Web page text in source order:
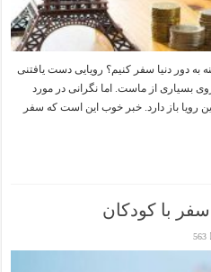
به دور دنیا سفر کنیم؟ رویایی دست یافتنی
بسیاری از ماست. اما نگرانی در مورد
رویا باز دارد. خبر خوب این است که سفر
با کودکان
563